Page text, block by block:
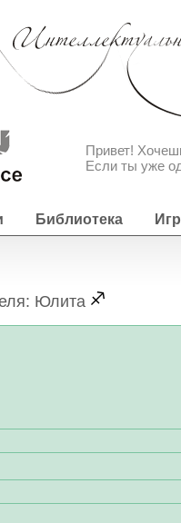
Привет!
Если ты уже
Библиотека
Юлита